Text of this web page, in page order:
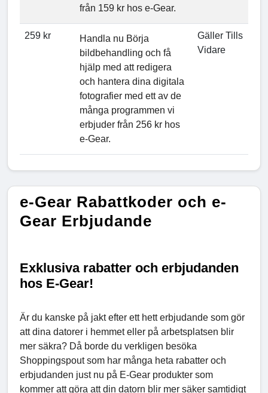
från 159 kr hos e-Gear.
259 kr
Handla nu Börja
bildbehandling och få
hjälp med att redigera
och hantera dina digitala
fotografier med ett av de
många programmen vi
erbjuder från 256 kr hos
e-Gear.
Gäller Tills
Vidare
e-Gear Rabattkoder och e-
Gear Erbjudande
Exklusiva rabatter och erbjudanden
hos E-Gear!
Är du kanske på jakt efter ett hett erbjudande som gör
att dina datorer i hemmet eller på arbetsplatsen blir
mer säkra? Då borde du verkligen besöka
Shoppingspout som har många heta rabatter och
erbjudanden just nu på E-Gear produkter som
kommer att göra att din datorn blir mer säker samtidigt